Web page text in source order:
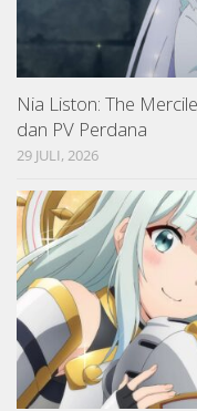
Nia Liston: The
dan PV Perdana
29 JULI, 2026